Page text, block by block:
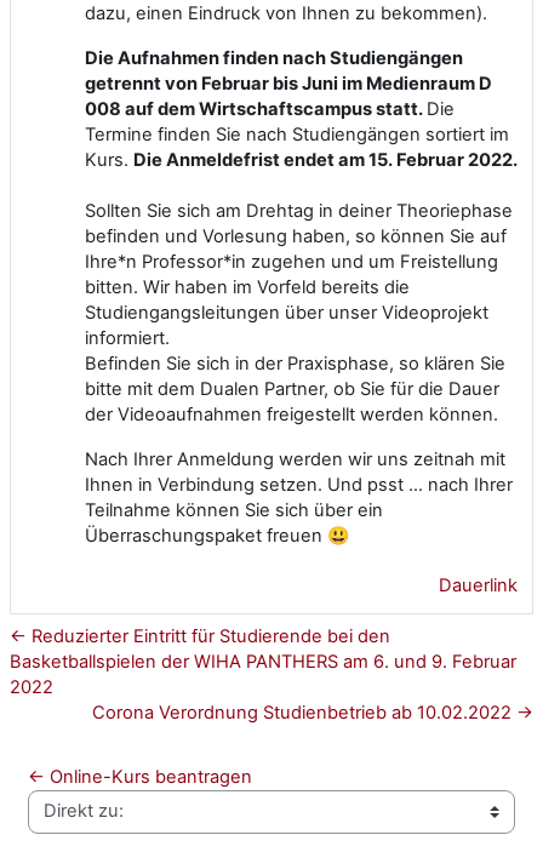
dazu, einen Eindruck von Ihnen zu bekommen).
Die Aufnahmen finden nach Studiengängen
getrennt von Februar bis Juni im Medienraum D
008 auf dem Wirtschaftscampus statt. Die
Termine finden Sie nach Studiengängen sortiert im
Kurs. Die Anmeldefrist endet am 15. Februar 2022.
Sollten Sie sich am Drehtag in deiner Theoriephase
befinden und Vorlesung haben, so können Sie auf
Ihre*n Professor*in zugehen und um Freistellung
bitten. Wir haben im Vorfeld bereits die
Studiengangsleitungen über unser Videoprojekt
informiert.
Befinden Sie sich in der Praxisphase, so klären Sie
bitte mit dem Dualen Partner, ob Sie für die Dauer
der Videoaufnahmen freigestellt werden können.
Nach Ihrer Anmeldung werden wir uns zeitnah mit
Ihnen in Verbindung setzen. Und psst … nach Ihrer
Teilnahme können Sie sich über ein
Überraschungspaket freuen 😃
Dauerlink
← Reduzierter Eintritt für Studierende bei den
Basketballspielen der WIHA PANTHERS am 6. und 9. Februar
2022
Corona Verordnung Studienbetrieb ab 10.02.2022 →
← Online-Kurs beantragen
Direkt zu: